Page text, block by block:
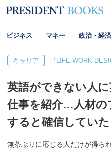
ビジネス マネー 政治・経済
キャリア 『LIFE WORK
英語ができない人
仕事を紹介…人材の
すると確信してい
無茶ぶりに応じる人だけが得ら